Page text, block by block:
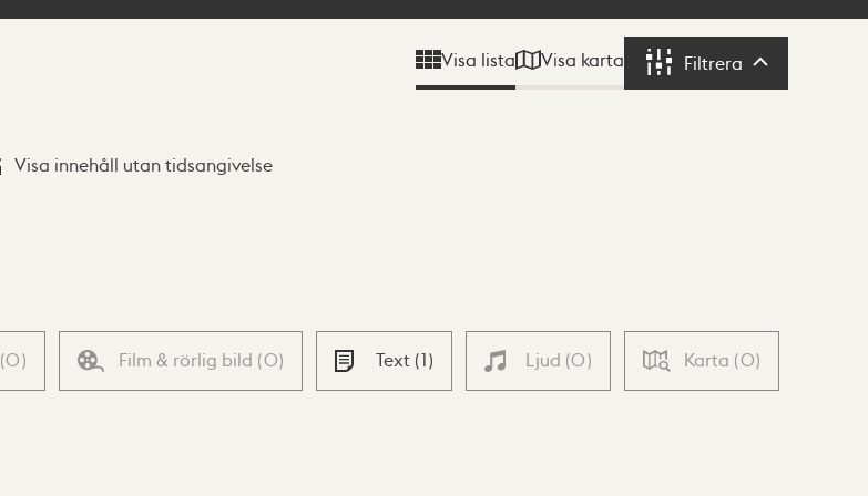
Visa lista Visa karta Filtrera Filtrera
Visa innehåll utan tidsangivelse
(0) Film & rörlig bild (0) Text (1) Ljud (0) Karta (0)